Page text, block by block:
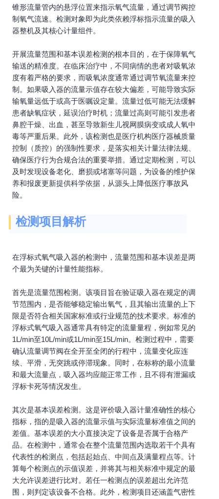
锥形流量管内的悬浮位置来指示氧气流量，通过调节阀控
制氧气流速。检测对象即为此类依赖浮标指示流量的吸入
器整机及其核心计量组件。
开展流量范围和基本误差检测的根本目的，在于保障氧气
输送的精准度。在临床治疗中，不同病情的患者对吸氧浓
度有着严格的要求，而吸氧浓度通常通过调节氧流量来控
制。如果吸入器的流量示值存在较大偏差，可能导致实际
输氧量远低于或高于医嘱设定量。流量过低可能无法缓解
患者缺氧症状，延误治疗时机；流量过高则可能引发患者
鼻腔干燥、出血，甚至导致新生儿视网膜病变或成人氧中
毒等严重后果。此外，该检测也是医疗机构医疗器械质量
控制（质控）的强制性要求，是落实相关计量法律法规、
确保医疗行为合规合法的重要举措。通过定期检测，可以
及时发现设备老化、磨损或堵塞等问题，为设备的维护保
养和报废更新提供科学依据，从源头上降低医疗事故风
险。
检测项目解析
在浮标式氧气吸入器的检测中，流量范围和基本误差是两
个最为关键的计量性能指标。
首先是流量范围检测。该项目旨在验证吸入器在规定的调
节范围内，是否能够稳定输出氧气，且其输出流量的上下
限是否符合相关国家标准或行业规范的技术要求。标准的
浮标式氧气吸入器通常具有特定的流量量程，例如常见的
1L/min至10L/min或1L/min至15L/min。检测过程中，需要
确认流量调节阀在全开至全闭的行程中，流量变化应连
续、平滑，无突跳或停滞现象。同时，在标称的最小流量
和最大流量点，吸入器均应能正常工作，且不得有泄漏或
浮标卡死等情况发生。
其次是基本误差检测。这是评价吸入器计量准确性的核心
指标，指的是吸入器的流量示值与实际流量标准值之间的
差值。基本误差的大小直接决定了设备是否属于合格产
品。在检测中，通常会在整个流量范围内选取若干个具有
代表性的检测点，包括起始点、中间点及满量程点等。计
算每个检测点的示值误差，并将其与相关标准中规定的最
大允许误差进行比对。若任一检测点的误差超出允许范
围，则判定该设备不合格。此外，检测项目还涵盖气密性